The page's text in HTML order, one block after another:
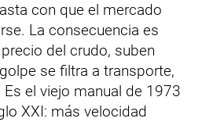
con que el mercado
La consecuencia es
del crudo, suben
se filtra a transporte,
el viejo manual de 1973
XXI: más velocidad